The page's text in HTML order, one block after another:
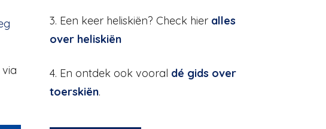
3. Een keer heliskiën? Check hier alles
over heliskiën
4. En ontdek ook vooral dé gids over
toerskiën.